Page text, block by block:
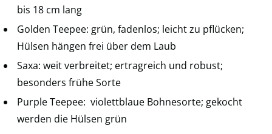
bis 18 cm lang
Golden Teepee: grün, fadenlos; leicht zu pflücken;
Hülsen hängen frei über dem Laub
Saxa: weit verbreitet; ertragreich und robust;
besonders frühe Sorte
Purple Teepee: violettblaue Bohnesorte; gekocht
werden die Hülsen grün